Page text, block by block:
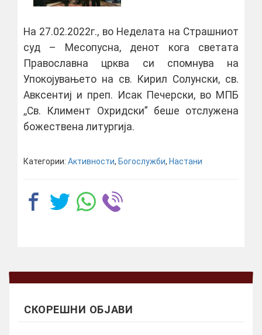
На 27.02.2022г., во Неделата на Страшниот
суд – Месопусна, денот кога светата
Православна црква си спомнува на
Упокојувањето на св. Кирил Солунски, св.
Авксентиј и преп. Исак Печерски, во МПБ
,,Св. Климент Охридски” беше отслужена
божествена литургија.
Категории: Активности, Богослужби, Настани
СКОРЕШНИ ОБЈАВИ